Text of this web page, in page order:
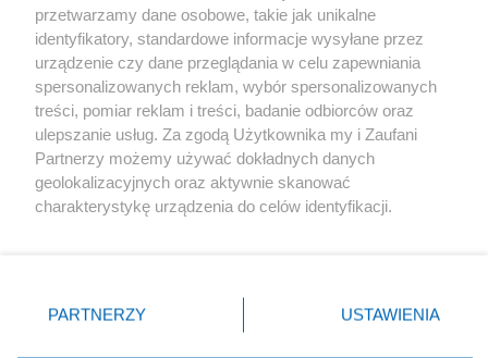
Kultura
X Facebook Instagram Youtube
przetwarzamy dane osobowe, takie jak unikalne
identyfikatory, standardowe informacje wysyłane przez
urządzenie czy dane przeglądania w celu zapewniania
spersonalizowanych reklam, wybór spersonalizowanych
treści, pomiar reklam i treści, badanie odbiorców oraz
ulepszanie usług. Za zgodą Użytkownika my i Zaufani
Partnerzy możemy używać dokładnych danych
geolokalizacyjnych oraz aktywnie skanować
charakterystykę urządzenia do celów identyfikacji.
zmienić/wycofać klikając przycisk ustawień prywatności
znajdujący się w lewym dolnym rogu strony
rodzaje przetwarzania danych nie wymagają zgody
PARTNERZY USTAWIENIA